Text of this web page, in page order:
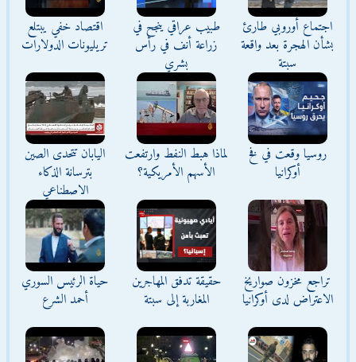
اجتماع أوروبي طارئ
بشأن الهجرة بعد واقعة
سبتة
طبيب عراقي ينجح في
زراعة أنف في رأس
بشري
اقتصاد خفي يبتلع
تريليونات الدولارات
روسيا وقعت في فخ
أوكرانيا
لماذا هبط النفط وارتفعت
الأسهم الأمريكية؟
اليابان تتحدى الصين
بترسانة الذكاء
الاصطناعي
تراجع مخزون صواريخ
الاعتراض لدى أوكرانيا
حقيقة تدفق المهاجرين
المغاربة إلى سبتة
حياة الرئيس السوري
أحمد الشرع